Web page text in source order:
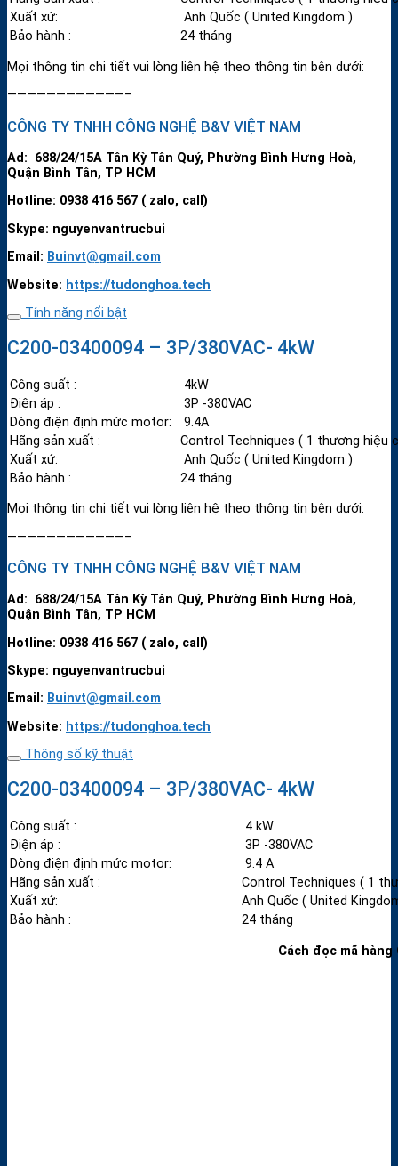
Xuất xứ:
Anh Quốc ( United Kingdom )
Bảo hành :
24 tháng
Mọi thông tin chi tiết vui lòng liên hệ theo thông tin bên dưới:
————————————–
CÔNG TY TNHH CÔNG NGHỆ B&V VIỆT NAM
Ad: 688/24/15A Tân Kỳ Tân Quý, Phường Bình Hưng Hoà,
Quận Bình Tân, TP HCM
Hotline: 0938 416 567 ( zalo, call)
Skype: nguyenvantrucbui
Email: Buinvt@gmail.com
Website: https://tudonghoa.tech
Tính năng nổi bật
C200-03400094 – 3P/380VAC- 4kW
Công suất :
4kW
Điện áp :
3P -380VAC
Dòng điện định mức motor:
9.4A
Hãng sản xuất :
Control Techniques ( 1 thương hiệu
Xuất xứ:
Anh Quốc ( United Kingdom )
Bảo hành :
24 tháng
Mọi thông tin chi tiết vui lòng liên hệ theo thông tin bên dưới:
————————————–
CÔNG TY TNHH CÔNG NGHỆ B&V VIỆT NAM
Ad: 688/24/15A Tân Kỳ Tân Quý, Phường Bình Hưng Hoà,
Quận Bình Tân, TP HCM
Hotline: 0938 416 567 ( zalo, call)
Skype: nguyenvantrucbui
Email: Buinvt@gmail.com
Website: https://tudonghoa.tech
Thông số kỹ thuật
C200-03400094 – 3P/380VAC- 4kW
Công suất :
4 kW
Điện áp :
3P -380VAC
Dòng điện định mức motor:
9.4 A
Hãng sản xuất :
Control Techniques ( 1
Xuất xứ:
Anh Quốc ( United
Bảo hành :
24 tháng
Cách đọc mã hàng